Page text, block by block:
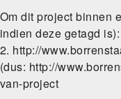
Om dit project binnen
indien deze getagd is):
2. http://
(dus: http://
van-project